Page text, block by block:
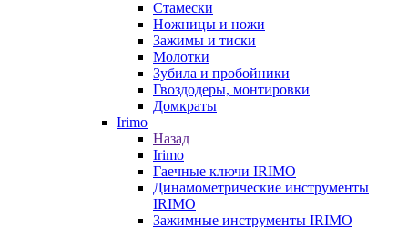
Стамески
Ножницы и ножи
Зажимы и тиски
Молотки
Зубила и пробойники
Гвоздодеры, монтировки
Домкраты
Irimo
Назад
Irimo
Гаечные ключи IRIMO
Динамометрические инструменты
IRIMO
Зажимные инструменты IRIMO